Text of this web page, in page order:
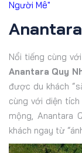
Người Mê"
Nổi tiếng cùng
Anantara Quy
được du khách
cùng với diện
mộng, Anantara
khách ngay từ